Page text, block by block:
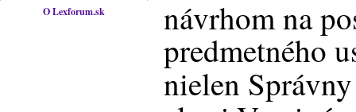
O Lexforum.sk návrhom na
predmetného
nielen